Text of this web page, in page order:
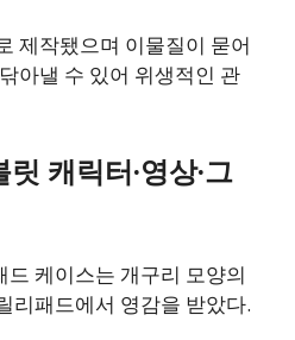
제작됐으며 이물질이 묻어
아낼 수 있어 위생적인 관
캐릭터·영상·그
케이스는 개구리 모양의
리패드에서 영감을 받았다.